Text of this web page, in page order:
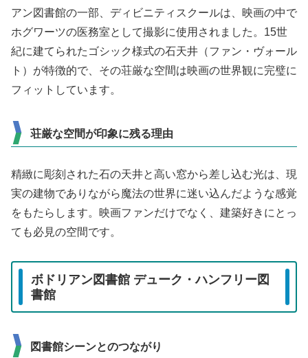
アン図書館の一部、ディビニティスクールは、映画の中で
ホグワーツの医務室として撮影に使用されました。15世
紀に建てられたゴシック様式の石天井（ファン・ヴォール
ト）が特徴的で、その荘厳な空間は映画の世界観に完璧に
フィットしています。
荘厳な空間が印象に残る理由
精緻に彫刻された石の天井と高い窓から差し込む光は、現
実の建物でありながら魔法の世界に迷い込んだような感覚
をもたらします。映画ファンだけでなく、建築好きにとっ
ても必見の空間です。
ボドリアン図書館 デューク・ハンフリー図
書館
図書館シーンとのつながり